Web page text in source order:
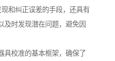
和纠正误差的手段，还具有
及时发现潜在问题，避免因
具校准的基本框架，确保了